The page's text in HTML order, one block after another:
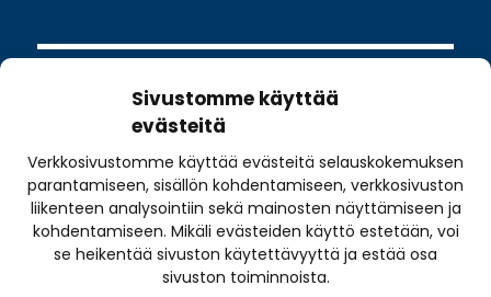
Sivustomme käyttää
evästeitä
Verkkosivustomme käyttää evästeitä selauskokemuksen
parantamiseen, sisällön kohdentamiseen, verkkosivuston
liikenteen analysointiin sekä mainosten näyttämiseen ja
kohdentamiseen. Mikäli evästeiden käyttö estetään, voi
se heikentää sivuston käytettävyyttä ja estää osa
sivuston toiminnoista.
Valimotie 10
00380 Helsinki
toimisto@pyoraily.fi
+358 50 516 9590